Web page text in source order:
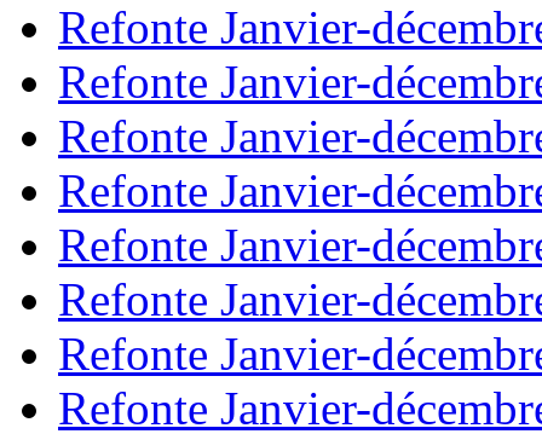
Refonte Janvier-
Refonte Janvier-
Refonte Janvier-
Refonte Janvier-
Refonte Janvier-
Refonte Janvier-
Refonte Janvier-
Refonte Janvier-